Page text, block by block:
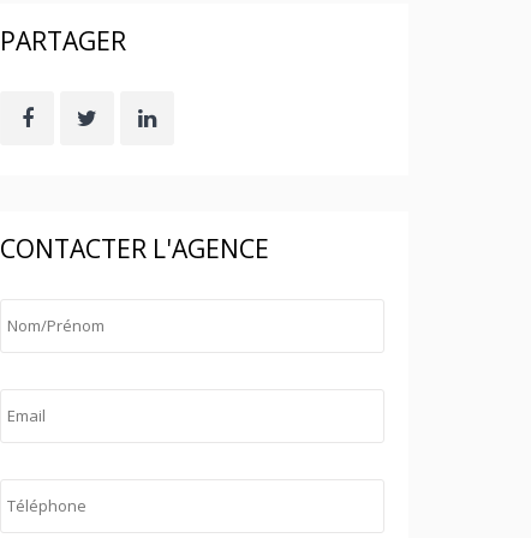
PARTAGER
CONTACTER L'AGENCE